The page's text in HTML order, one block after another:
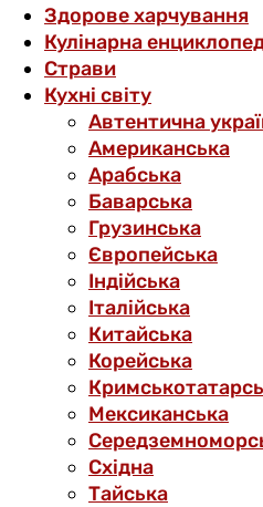
Здорове харчування
Кулінарна
Страви
Кухні світу
Автентична
Американська
Арабська
Баварська
Грузинська
Європейська
Індійська
Італійська
Китайська
Корейська
Мексиканська
Східна
Тайська